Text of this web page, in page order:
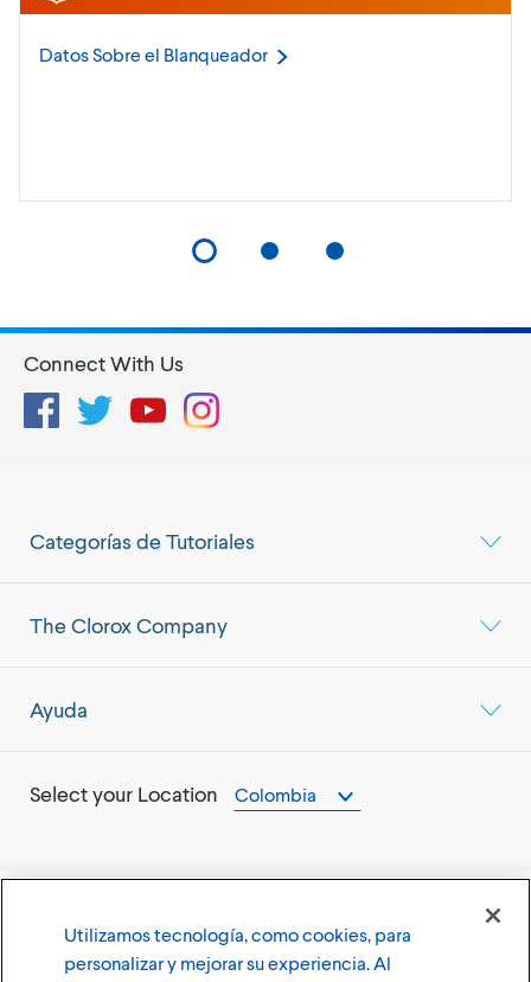
Datos Sobre el Blanqueador
Categorías de Tutoriales
The Clorox Company
Ayuda
Select your Location Colombia
Connect With Us
FacebookTwitterYouTubeInstagram
Utilizamos tecnología, como cookies, para
personalizar y mejorar su experiencia. Al